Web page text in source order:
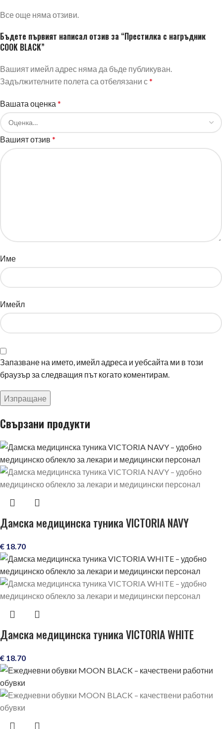
Все още няма отзиви.
Бъдете първият написал отзив за “Престилка с нагръдник
COOK BLACK”
Вашият имейл адрес няма да бъде публикуван.
Задължителните полета са отбелязани с*
Вашата оценка *
Вашият отзив *
Име
Имейл
Запазване на името, имейл адреса и уебсайта ми в този
браузър за следващия път когато коментирам.
Свързани продукти
Дамска медицинска туника VICTORIA NAVY
€ 18.70
Дамска медицинска туника VICTORIA WHITE
€ 18.70